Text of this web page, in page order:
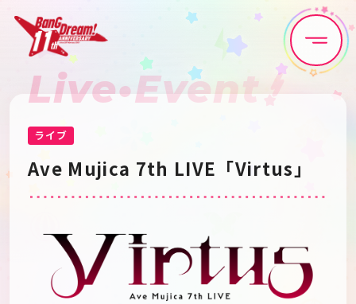
Home News
Live•Event
Game Media
Schedule About
Live•Event
ライブ
Ave Mujica 7th LIVE「Virtus」